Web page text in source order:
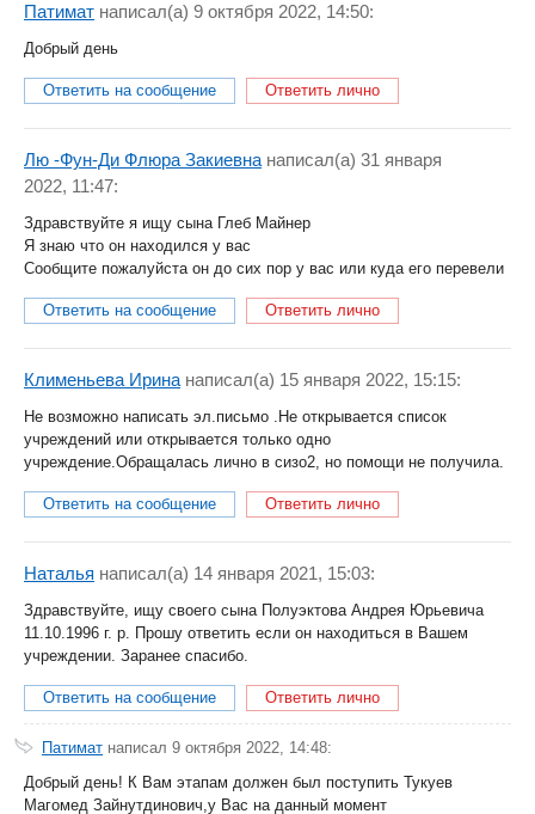
Патимат написал(a) 9 октября 2022, 14:50:
Добрый день
Ответить на сообщение Ответить лично
Лю -Фун-Ди Флюра Закиевна написал(a) 31 января
2022, 11:47:
Здравствуйте я ищу сына Глеб Майнер
Я знаю что он находился у вас
Сообщите пожалуйста он до сих пор у вас или куда его перевели
Ответить на сообщение Ответить лично
Клименьева Ирина написал(a) 15 января 2022, 15:15:
Не возможно написать эл.письмо .Не открывается список
учреждений или открывается только одно
учреждение.Обращалась лично в сизо2, но помощи не получила.
Ответить на сообщение Ответить лично
Наталья написал(a) 14 января 2021, 15:03:
Здравствуйте, ищу своего сына Полуэктова Андрея Юрьевича
11.10.1996 г. р. Прошу ответить если он находиться в Вашем
учреждении. Заранее спасибо.
Ответить на сообщение Ответить лично
Патимат написал 9 октября 2022, 14:48:
Добрый день! К Вам этапам должен был поступить Тукуев
Магомед Зайнутдинович,у Вас на данный момент